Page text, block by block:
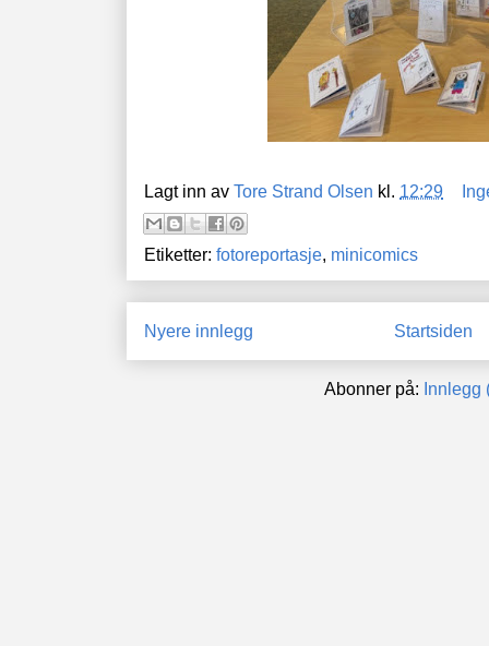
Lagt inn av Tore Strand Olsen kl. 12:29
Etiketter: fotoreportasje minicomics
Nyere innlegg Startsiden
Abonner på: Innlegg